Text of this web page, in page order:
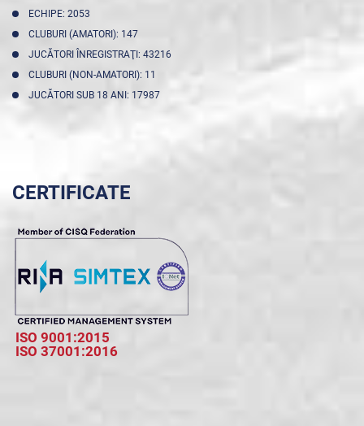
ECHIPE: 2053
CLUBURI (AMATORI): 147
JUCĂTORI ÎNREGISTRAŢI: 43216
CLUBURI (NON-AMATORI): 11
JUCĂTORI SUB 18 ANI: 17987
CERTIFICATE
ISO 9001:2015
ISO 37001:2016